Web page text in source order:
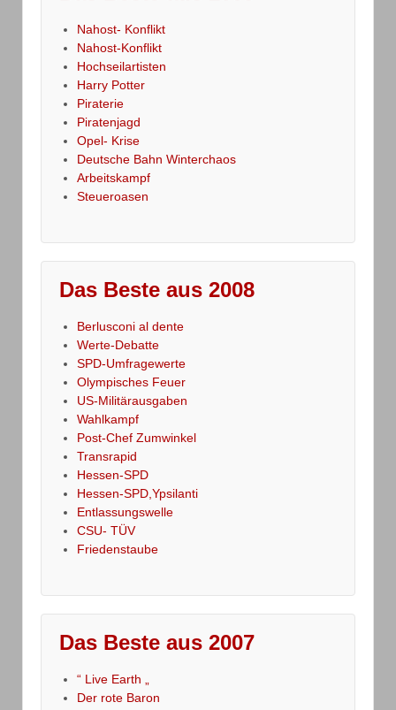
Nahost- Konflikt
Nahost-Konflikt
Hochseilartisten
Harry Potter
Piraterie
Piratenjagd
Opel- Krise
Deutsche Bahn Winterchaos
Arbeitskampf
Steueroasen
Das Beste aus 2008
Berlusconi al dente
Werte-Debatte
SPD-Umfragewerte
Olympisches Feuer
US-Militärausgaben
Wahlkampf
Post-Chef Zumwinkel
Transrapid
Hessen-SPD
Hessen-SPD,Ypsilanti
Entlassungswelle
CSU- TÜV
Friedenstaube
Das Beste aus 2007
“ Live Earth „
Der rote Baron